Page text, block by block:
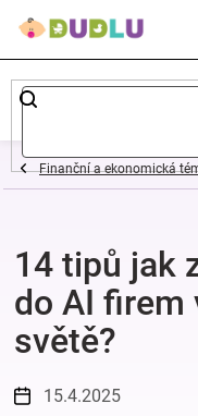
Dětské
a
oblečení
Pokojíček
Finanční a ekonomická
14 tipů jak
do AI firem
světě?
15.4.2025